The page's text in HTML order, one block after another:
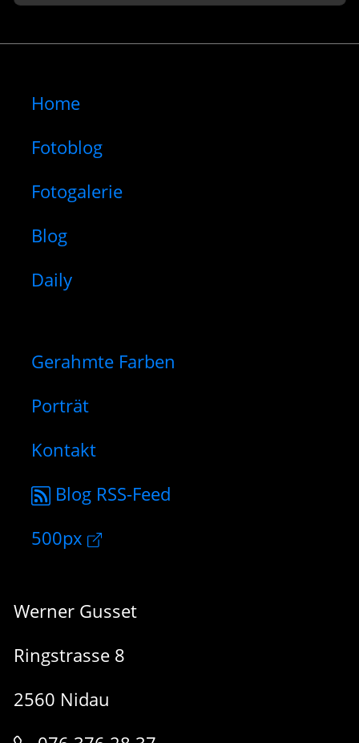
Home
Fotoblog
Fotogalerie
Blog
Daily
Gerahmte Farben
Porträt
Kontakt
Blog RSS-Feed
500px
Werner Gusset
Ringstrasse 8
2560 Nidau